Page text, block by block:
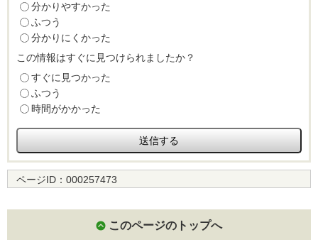
分かりやすかった
ふつう
分かりにくかった
この情報はすぐに見つけられましたか？
すぐに見つかった
ふつう
時間がかかった
ページID： 000257473
このページのトップへ